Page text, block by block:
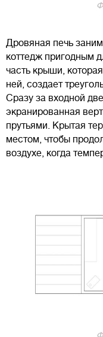
Дровяная печь
коттедж пригодным
часть крыши,
ней, создает
Сразу за входной
экранированная
прутьями. Крытая
местом, чтобы
воздухе, когда